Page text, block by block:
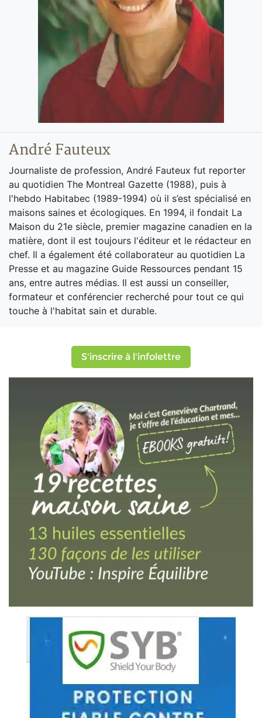
André Fauteux
Journaliste de profession, André Fauteux fut reporter
au quotidien The Montreal Gazette (1988), puis à
l'hebdo Habitabec (1989-1994) où il s’est spécialisé en
maisons saines et écologiques. En 1994, il fondait La
Maison du 21e siècle, premier magazine canadien en la
matière, dont il est toujours l'éditeur et le rédacteur en
chef. Il a également été collaborateur au quotidien La
Presse et au magazine Guide Ressources pendant 15
ans, entre autres médias. Il est aussi un conseiller,
formateur et conférencier recherché pour tout ce qui
touche à l'habitat sain et durable.
S'inscrire à l'infolettre